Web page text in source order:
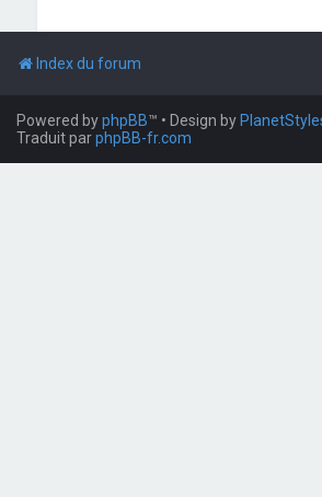
Index du forum
Powered byphpBB™ • Design by
Traduit parphpBB-fr.com